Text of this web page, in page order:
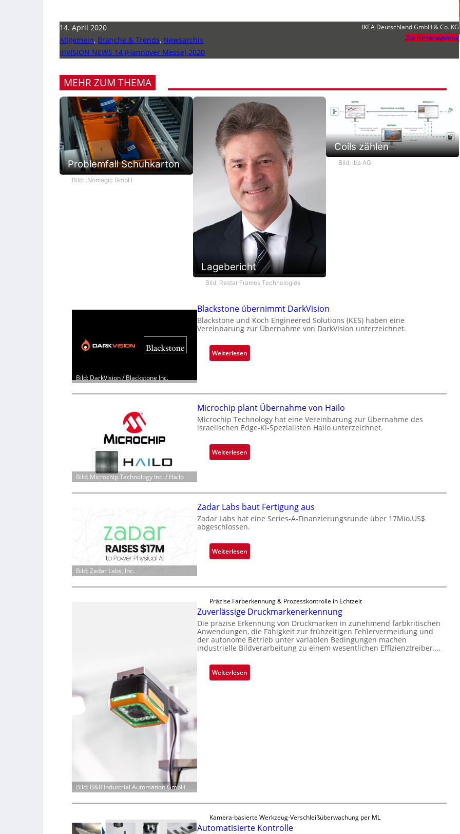
14. April 2020
Allgemein, Branche & Trends, Newsarchiv
inVISION NEWS 14 (Hannover Messe) 2020
IKEA Deutschland GmbH & Co. KG
Zur Firmenwebsite
MEHR ZUM THEMA
Problemfall Schuhkarton
Bild: .Nomagic GmbH
Lagebericht
Bild: Restar Framos Technologies
Coils zählen
Bild: iba AG
Bild: DarkVision / Blackstone Inc.
Blackstone übernimmt DarkVision
Blackstone und Koch Engineered Solutions (KES) haben eine
Vereinbarung zur Übernahme von DarkVision unterzeichnet.
Weiterlesen:
B
c
k
s
t
n
e
e
r
n
i
m
t
r
k
V
i
s
i
n
Bild: Microchip Technology Inc. / Hailo
Microchip plant Übernahme von Hailo
Microchip Technology hat eine Vereinbarung zur Übernahme des
israelischen Edge-KI-Spezialisten Hailo unterzeichnet.
Weiterlesen:
M
r
o
c
h
p
p
t
Ü
b
e
r
a
h
Bild: Zadar Labs, Inc.
Zadar Labs baut Fertigung aus
Zadar Labs hat eine Series-A-Finanzierungsrunde über 17Mio.US$
abgeschlossen.
Weiterlesen:
Z
r
L
a
b
s
u
s
Bild: B&R Industrial Automation GmbH
Präzise Farberkennung & Prozesskontrolle in Echtzeit
Zuverlässige Druckmarkenerkennung
Die präzise Erkennung von Druckmarken in zunehmend farbkritischen
Anwendungen, die Fähigkeit zur frühzeitigen Fehlervermeidung und
der autonome Betrieb unter variablen Bedingungen machen
industrielle Bildverarbeitung zu einem wesentlichen Effizienztreiber.…
Weiterlesen:
Z
e
Kamera-basierte Werkzeug-Verschleißüberwachung per ML
Automatisierte Kontrolle